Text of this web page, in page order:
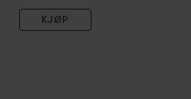
KJØP